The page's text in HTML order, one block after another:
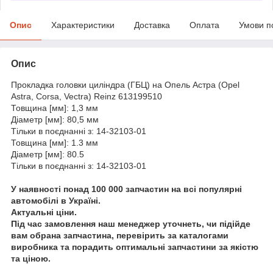
Опис Характеристики Доставка Оплата Умови
Опис
Прокладка головки циліндра (ГБЦ) на Опель Астра (Opel
Astra, Corsa, Vectra) Reinz 613199510
Товщина [мм]: 1,3 мм
Діаметр [мм]: 80,5 мм
Тільки в поєднанні з: 14-32103-01
Товщина [мм]: 1.3 мм
Діаметр [мм]: 80.5
Тільки в поєднанні з: 14-32103-01
У наявності понад 100 000 запчастин на всі популярні
автомобілі в Україні.
Актуальні ціни.
Під час замовлення наш менеджер уточнеть, чи підійде
вам обрана запчастина, перевірить за каталогами
виробника та порадить оптимальні запчастини за якістю
та ціною.